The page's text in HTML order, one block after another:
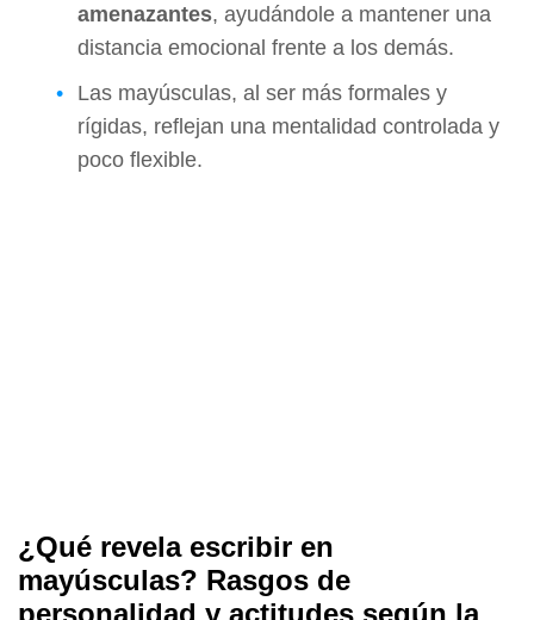
amenazantes, ayudándole a mantener una
distancia emocional frente a los demás.
Las mayúsculas, al ser más formales y
rígidas, reflejan una mentalidad controlada y
poco flexible.
¿Qué revela escribir en
mayúsculas? Rasgos de